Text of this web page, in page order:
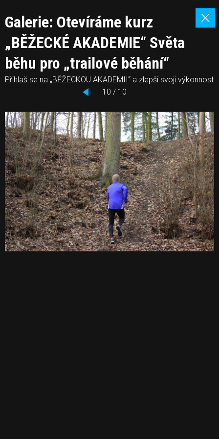
Galerie: Otevíráme kurz
„BĚŽECKÉ AKADEMIE“ Světa
běhu pro „trailové běhání“
Přihlaš se na „BĚŽECKOU AKADEMII“ a zlepši svoji výkonnost
10 / 10